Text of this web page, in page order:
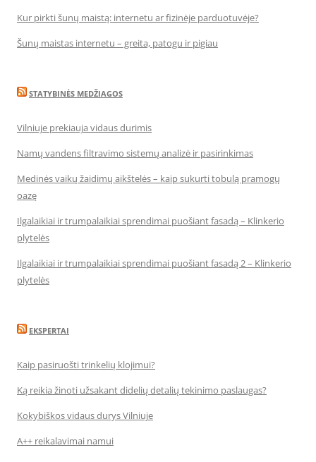
Kur pirkti šunų maistą: internetu ar fizinėje parduotuvėje?
Šunų maistas internetu – greita, patogu ir pigiau
STATYBINĖS MEDŽIAGOS
Vilniuje prekiauja vidaus durimis
Namų vandens filtravimo sistemų analizė ir pasirinkimas
Medinės vaikų žaidimų aikštelės – kaip sukurti tobulą pramogų
oazę
Ilgalaikiai ir trumpalaikiai sprendimai puošiant fasadą – Klinkerio
plytelės
Ilgalaikiai ir trumpalaikiai sprendimai puošiant fasadą 2 – Klinkerio
plytelės
EKSPERTAI
Kaip pasiruošti trinkelių klojimui?
Ką reikia žinoti užsakant didelių detalių tekinimo paslaugas?
Kokybiškos vidaus durys Vilniuje
A++ reikalavimai namui